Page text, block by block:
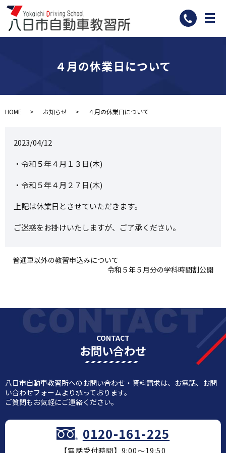
メ
４月の休業日について
HOME お知らせ ４月の休業日について
2023/04/12
・令和５年４月１３日(木)
・令和５年４月２７日(木)
上記は休業日とさせていただきます。
ご迷惑をお掛けいたしますが、ご了承ください。
普通車以外の教習申込みについて
令和５年５月分の学科時間割公開
CONTACT
お問い合わせ
八日市自動車教習所へのお問い合わせ・資料請求は、お電話、お問
い合わせフォームより承っております。
ご質問もお気軽にご連絡ください。
0120-161-225
【電話受付時間】9:00～19:50